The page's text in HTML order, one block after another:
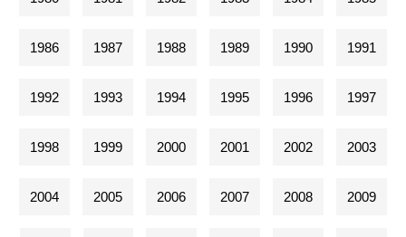
1986 1987 1988 1989 1990 1991
1992 1993 1994 1995 1996 1997
1998 1999 2000 2001 2002 2003
2004 2005 2006 2007 2008 2009